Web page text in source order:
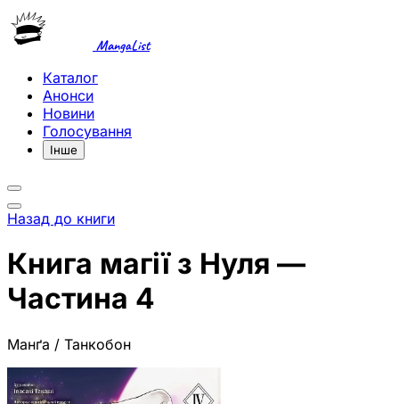
MangaList
Каталог
Анонси
Новини
Голосування
Інше
Назад до книги
Книга магії з Нуля —
Частина 4
Манґа / Танкобон